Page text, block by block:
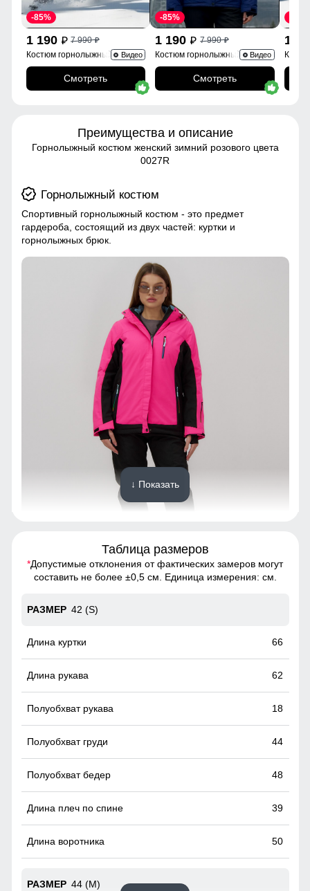
1 190 p 7 990p
-85%
Костюм горнолыжный
02395Sl
Видео
Смотреть
1 190 p 7 990p
-85%
Костюм горнолыжный 0005Sl
Видео
Смотреть
1
Преимущества и описание
Горнолыжный костюм женский зимний розового цвета
0027R
Горнолыжный костюм
Спортивный горнолыжный костюм - это предмет
гардероба, состоящий из двух частей: куртки и
горнолыжных брюк.
Спортивный горнолыжный костюм - это предмет
гардероба, состоящий из двух частей: куртки и
Ветрозащитная планка нужна для защиты от ветра и
холодного воздуха который может проникнуть внутрь
через молнию куртки.
↓ Показать
Таблица размеров
*Допустимые отклонения от фактических замеров могут
составить не более ±0,5 см. Единица измерения: см.
42 (S)
66
62
18
44
48
39
50
44 (M)